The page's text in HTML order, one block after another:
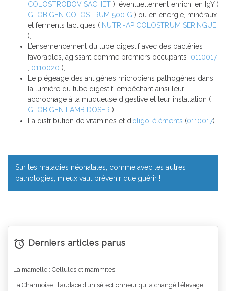
COLOSTROBOV SACHET ), éventuellement enrichi en IgY (
GLOBIGEN COLOSTRUM 500 G ) ou en énergie, minéraux
et ferments lactiques ( NUTRI-AP COLOSTRUM SERINGUE
),
L’ensemencement du tube digestif avec des bactéries
favorables, agissant comme premiers occupants 0110017
, 0110020 ),
Le piégeage des antigènes microbiens pathogènes dans
la lumière du tube digestif, empêchant ainsi leur
accrochage à la muqueuse digestive et leur installation (
GLOBIGEN LAMB DOSER ),
La distribution de vitamines et d’oligo-éléments (0110017).
Sur les maladies néonatales, comme avec les autres
pathologies, mieux vaut prévenir que guérir !
Derniers articles parus
La mamelle : Cellules et mammites
La Charmoise : l’audace d’un sélectionneur qui a changé l’élevage